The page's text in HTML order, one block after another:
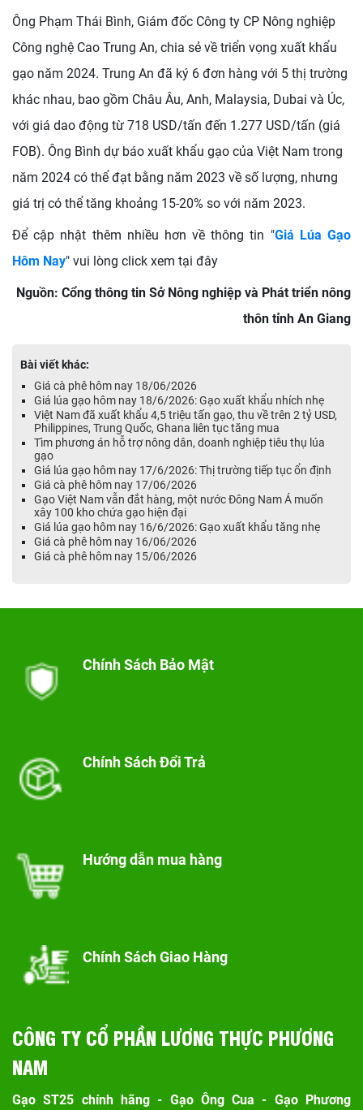
Ông Phạm Thái Bình, Giám đốc Công ty CP Nông nghiệp
Công nghệ Cao Trung An, chia sẻ về triển vọng xuất khẩu
gạo năm 2024. Trung An đã ký 6 đơn hàng với 5 thị trường
khác nhau, bao gồm Châu Âu, Anh, Malaysia, Dubai và Úc,
với giá dao động từ 718 USD/tấn đến 1.277 USD/tấn (giá
FOB). Ông Bình dự báo xuất khẩu gạo của Việt Nam trong
năm 2024 có thể đạt bằng năm 2023 về số lượng, nhưng
giá trị có thể tăng khoảng 15-20% so với năm 2023.
Để cập nhật thêm nhiều hơn về thông tin "Giá Lúa Gạo
Hôm Nay" vui lòng click xem tại đây
Nguồn: Cổng thông tin Sở Nông nghiệp và Phát triển nông
thôn tỉnh An Giang
Bài viết khác:
Giá cà phê hôm nay 18/06/2026
Giá lúa gạo hôm nay 18/6/2026: Gạo xuất khẩu nhích nhẹ
Việt Nam đã xuất khẩu 4,5 triệu tấn gạo, thu về trên 2 tỷ USD,
Philippines, Trung Quốc, Ghana liên tục tăng mua
Tìm phương án hỗ trợ nông dân, doanh nghiệp tiêu thụ lúa
gạo
Giá lúa gạo hôm nay 17/6/2026: Thị trường tiếp tục ổn định
Giá cà phê hôm nay 17/06/2026
Gạo Việt Nam vẫn đắt hàng, một nước Đông Nam Á muốn
xây 100 kho chứa gạo hiện đại
Giá lúa gạo hôm nay 16/6/2026: Gạo xuất khẩu tăng nhẹ
Giá cà phê hôm nay 16/06/2026
Giá cà phê hôm nay 15/06/2026
Chính Sách Bảo Mật
Chính Sách Đổi Trả
Hướng dẫn mua hàng
Chính Sách Giao Hàng
CÔNG TY CỔ PHẦN LƯƠNG THỰC PHƯƠNG
NAM
Gạo ST25 chính hãng - Gạo Ông Cua - Gạo Phương